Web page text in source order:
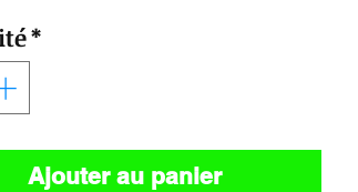
*
Ajouter au panier